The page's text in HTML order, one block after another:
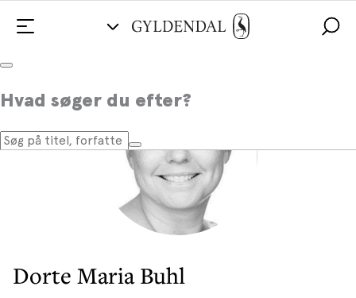
Hvad søger du efter?
Dorte Maria Buhl